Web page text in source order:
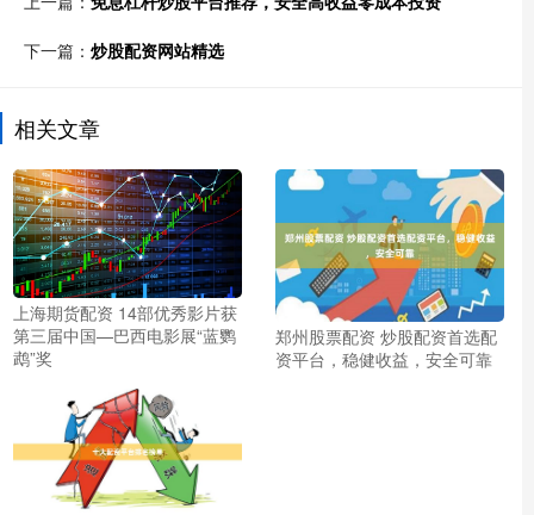
下一篇： 炒股配资网站精选
相关文章
上海期货配资 14部优秀影片获
第三届中国—巴西电影展“蓝鹦
鹉”奖
郑州股票配资 炒股配资首选配
资平台，稳健收益，安全可靠